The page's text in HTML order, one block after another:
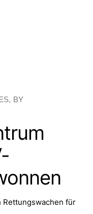
BY
Rettungswachen für